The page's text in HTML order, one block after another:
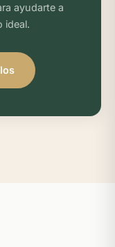
ayudarte a
ideal.